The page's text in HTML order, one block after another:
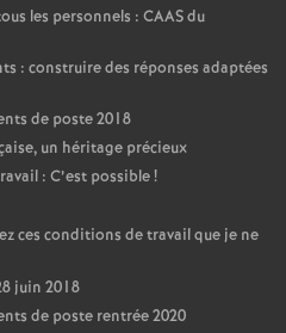
les personnels : CAAS du
: construire des réponses adaptées
de poste 2018
un héritage précieux
: C’est possible!
ces conditions de travail que je ne
juin 2018
de poste rentrée 2020